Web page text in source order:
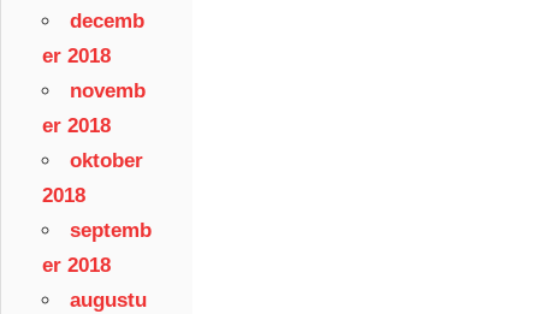
decemb
er 2018
novemb
er 2018
oktober
2018
septemb
er 2018
augustu